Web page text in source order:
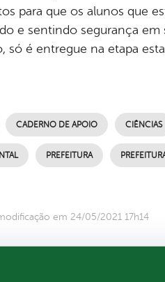
para que os alunos que
e sentindo segurança
é entregue na etapa
CADERNO DE APOIO CIÊNCIAS
PREFEITURA
em 24/05/2021 17h14